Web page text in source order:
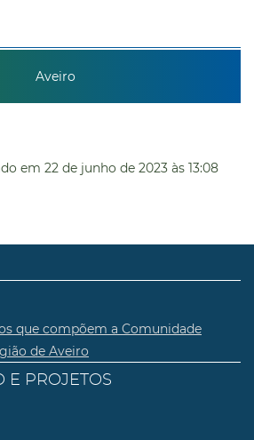
Aveiro
em 22 de junho de 2023 às 13:08
que compõem a Comunidade
de Aveiro
E PROJETOS